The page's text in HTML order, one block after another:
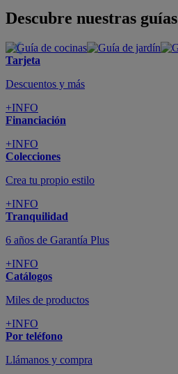
Descubre nuestras guías
Tarjeta
Descuentos y más
+INFO
Financiación
+INFO
Colecciones
Crea tu propio estilo
+INFO
Tranquilidad
6 años de Garantía Plus
+INFO
Catálogos
Miles de productos
+INFO
Por teléfono
Llámanos y compra